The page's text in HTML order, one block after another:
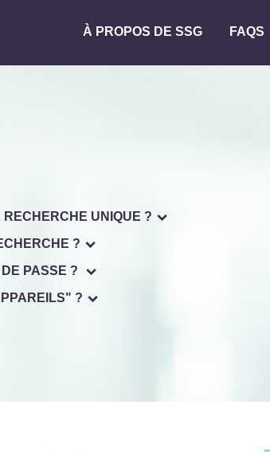
Main
navigation
À PROPOS DE SSG FAQS
UNIQUE ?
?
PASSE ?
?